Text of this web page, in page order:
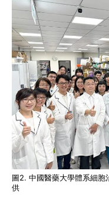
圖2. 中國醫藥大學體系細胞
供